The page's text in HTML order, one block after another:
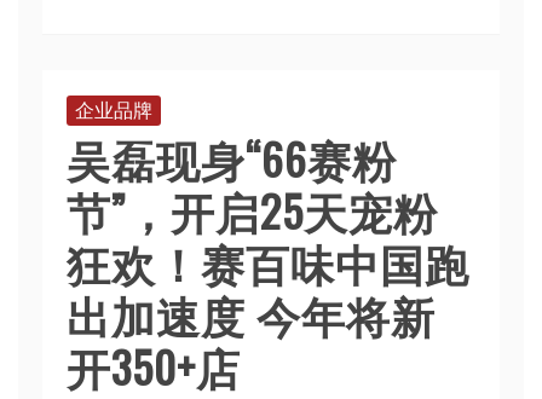
企业品牌
吴磊现身“66赛粉
节”，开启25天宠粉
狂欢！赛百味中国跑
出加速度 今年将新
开350+店